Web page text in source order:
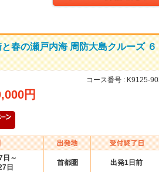
春の瀬戸内海 周防大島クルーズ ６
コース番号 : K9125-
円
日～
日
首都圏 出発1日前